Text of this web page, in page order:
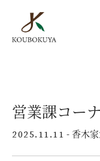
施工事例
ラインナップ
営業課コー
2025.11.11 - 香木